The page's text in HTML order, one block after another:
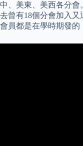
中、美東、美西各分會
去曾有18個分會加入又
會員都是在學時期發的